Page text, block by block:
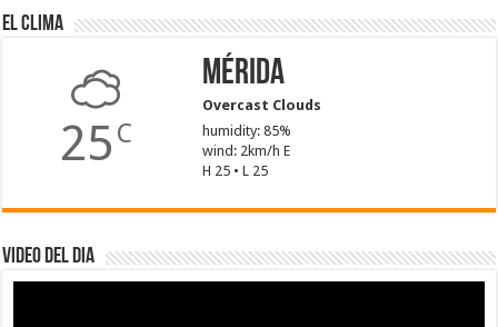
El Clima
25 C
Mérida
Overcast Clouds
humidity: 85%
wind: 2km/h E
H 25 • L 25
Video del dia